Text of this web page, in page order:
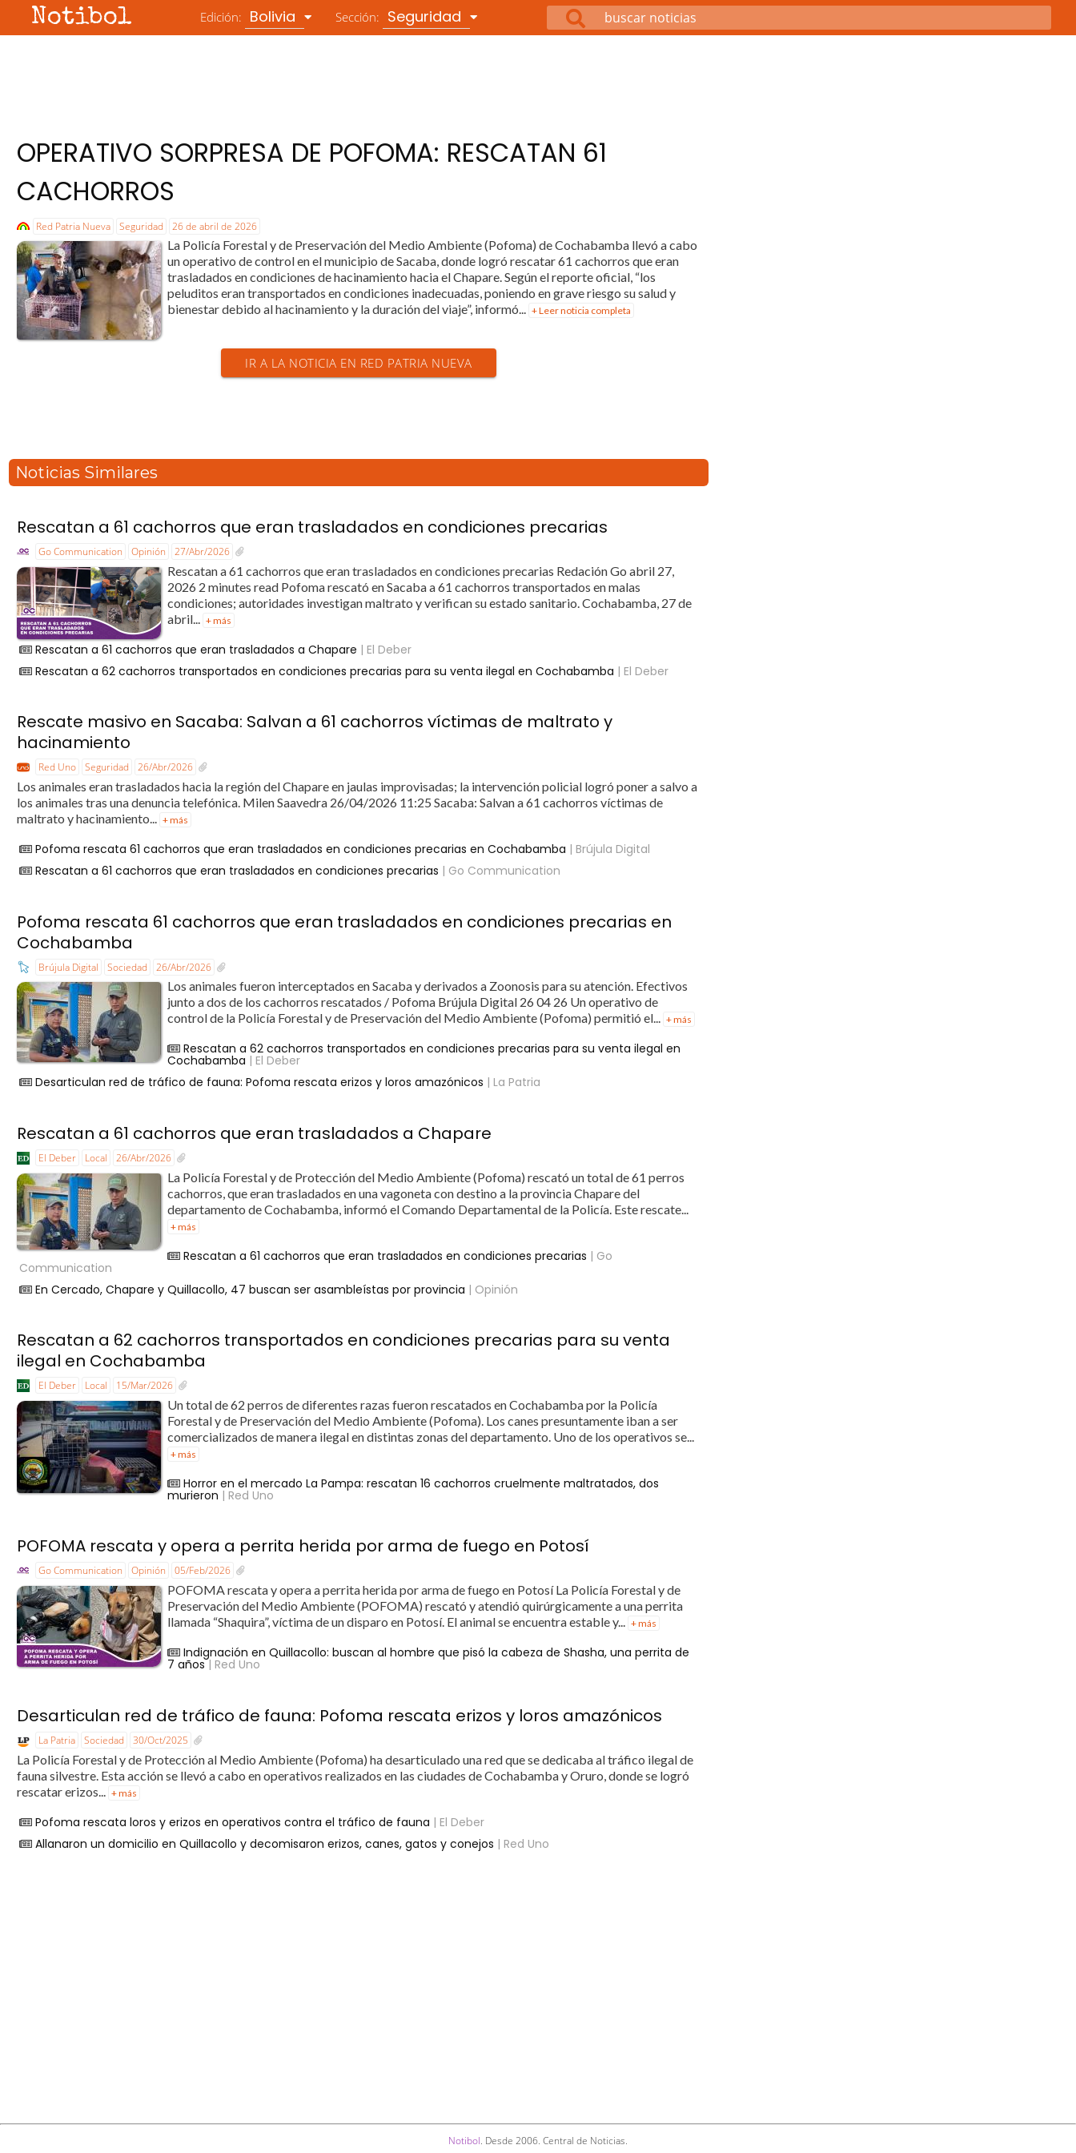
Notibol Edición: Bolivia Sección: Seguridad
OPERATIVO SORPRESA DE POFOMA: RESCATAN 61
CACHORROS
Red Patria Nueva Seguridad 26 de abril de 2026
La Policía Forestal y de Preservación del Medio Ambiente (Pofoma) de Cochabamba llevó a cabo
un operativo de control en el municipio de Sacaba, donde logró rescatar 61 cachorros que eran
trasladados en condiciones de hacinamiento hacia el Chapare. Según el reporte oficial, “los
peluditos eran transportados en condiciones inadecuadas, poniendo en grave riesgo su salud y
bienestar debido al hacinamiento y la duración del viaje”, informó... + Leer noticia completa
IR A LA NOTICIA EN RED PATRIA NUEVA
Noticias Similares
Rescatan a 61 cachorros que eran trasladados en condiciones precarias
Go Communication Opinión 27/Abr/2026
Rescatan a 61 cachorros que eran trasladados en condiciones precarias Redación Go abril 27,
2026 2 minutes read Pofoma rescató en Sacaba a 61 cachorros transportados en malas
condiciones; autoridades investigan maltrato y verifican su estado sanitario. Cochabamba, 27 de
abril...
+ más
Rescatan a 61 cachorros que eran trasladados a Chapare | El Deber
Rescatan a 62 cachorros transportados en condiciones precarias para su venta ilegal en Cochabamba | El Deber
Rescate masivo en Sacaba: Salvan a 61 cachorros víctimas de maltrato y
hacinamiento
Red Uno Seguridad 26/Abr/2026
Los animales eran trasladados hacia la región del Chapare en jaulas improvisadas; la intervención policial logró poner a salvo a
los animales tras una denuncia telefónica. Milen Saavedra 26/04/2026 11:25 Sacaba: Salvan a 61 cachorros víctimas de
maltrato y hacinamiento... + más
Pofoma rescata 61 cachorros que eran trasladados en condiciones precarias en Cochabamba | Brújula Digital
Rescatan a 61 cachorros que eran trasladados en condiciones precarias | Go Communication
Pofoma rescata 61 cachorros que eran trasladados en condiciones precarias en
Cochabamba
Brújula Digital Sociedad 26/Abr/2026
Los animales fueron interceptados en Sacaba y derivados a Zoonosis para su atención. Efectivos
junto a dos de los cachorros rescatados / Pofoma Brújula Digital 26 04 26 Un operativo de
control de la Policía Forestal y de Preservación del Medio Ambiente (Pofoma) permitió el... + más
Rescatan a 62 cachorros transportados en condiciones precarias para su venta ilegal en
Cochabamba | El Deber
Desarticulan red de tráfico de fauna: Pofoma rescata erizos y loros amazónicos | La Patria
Rescatan a 61 cachorros que eran trasladados a Chapare
El Deber Local 26/Abr/2026
La Policía Forestal y de Protección del Medio Ambiente (Pofoma) rescató un total de 61 perros
cachorros, que eran trasladados en una vagoneta con destino a la provincia Chapare del
departamento de Cochabamba, informó el Comando Departamental de la Policía. Este rescate...
+ más
Rescatan a 61 cachorros que eran trasladados en condiciones precarias | Go
Communication
En Cercado, Chapare y Quillacollo, 47 buscan ser asambleístas por provincia | Opinión
Rescatan a 62 cachorros transportados en condiciones precarias para su venta
ilegal en Cochabamba
El Deber Local 15/Mar/2026
Un total de 62 perros de diferentes razas fueron rescatados en Cochabamba por la Policía
Forestal y de Preservación del Medio Ambiente (Pofoma). Los canes presuntamente iban a ser
comercializados de manera ilegal en distintas zonas del departamento. Uno de los operativos se...
+ más
Horror en el mercado La Pampa: rescatan 16 cachorros cruelmente maltratados, dos
murieron | Red Uno
POFOMA rescata y opera a perrita herida por arma de fuego en Potosí
Go Communication Opinión 05/Feb/2026
POFOMA rescata y opera a perrita herida por arma de fuego en Potosí La Policía Forestal y de
Preservación del Medio Ambiente (POFOMA) rescató y atendió quirúrgicamente a una perrita
llamada “Shaquira”, víctima de un disparo en Potosí. El animal se encuentra estable y... + más
Indignación en Quillacollo: buscan al hombre que pisó la cabeza de Shasha, una perrita de
7 años| Red Uno
Desarticulan red de tráfico de fauna: Pofoma rescata erizos y loros amazónicos
La Patria Sociedad 30/Oct/2025
La Policía Forestal y de Protección al Medio Ambiente (Pofoma) ha desarticulado una red que se dedicaba al tráfico ilegal de
fauna silvestre. Esta acción se llevó a cabo en operativos realizados en las ciudades de Cochabamba y Oruro, donde se logró
rescatar erizos...
+ más
Pofoma rescata loros y erizos en operativos contra el tráfico de fauna | El Deber
Allanaron un domicilio en Quillacollo y decomisaron erizos, canes, gatos y conejos | Red Uno
Notibol. Desde 2006. Central de Noticias.